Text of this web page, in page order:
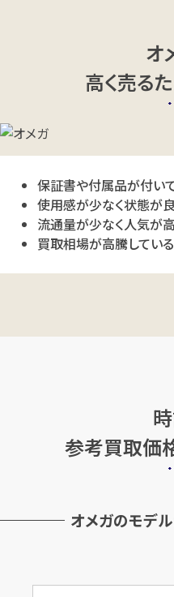
オ
高く売る
保証書や付属品が付い
使用感が少なく状態が
流通量が少なく人気が
買取相場が高騰してい
参考買取価
オメガのモデ